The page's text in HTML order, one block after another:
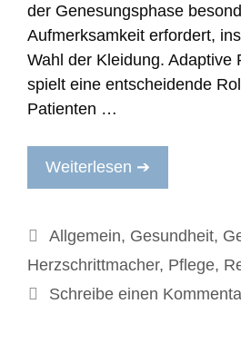
der Genesungsphase
Aufmerksamkeit erfordert,
Wahl der Kleidung. Adaptive
spielt eine entscheidende
Patienten …
Weiterlesen ➔
Kategorien
Allgemein, Gesundheit,
Herzschrittmacher, Pflege,
Schreibe einen